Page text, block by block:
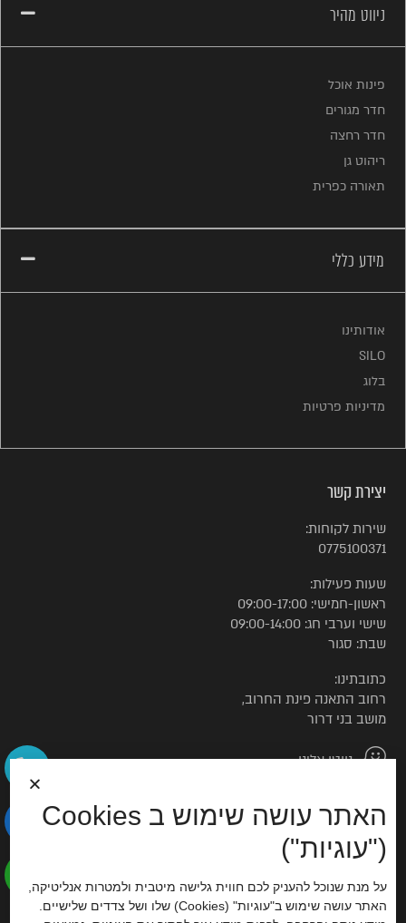
ניווט מהיר
פינות אוכל
חדר מגורים
חדר רחצה
ריהוט גן
תאורה כפרית
מידע כללי
אודותינו
SILO
בלוג
מדיניות פרטיות
יצירת קשר
שירות לקוחות:
0775100371
שעות פעילות:
ראשון-חמישי: 09:00-17:00
שישי וערבי חג: 09:00-14:00
שבת: סגור
כתובתינו:
רחוב התאנה פינת החרוב,
מושב בני דרור
נווטו אלינו
© כל הזכויות שמורות לטורקיז האוס
סוכנות דיגיטל
האתר עושה שימוש ב Cookies
("עוגיות")
על מנת שנוכל להעניק לכם חווית גלישה מיטבית ולמטרות אנליטיקה,
האתר עושה שימוש ב"עוגיות" (Cookies) שלו ושל צדדים שלישיים.